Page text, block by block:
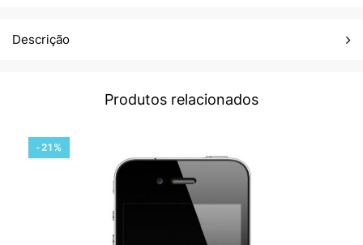
Descrição
Produtos relacionados
-21%